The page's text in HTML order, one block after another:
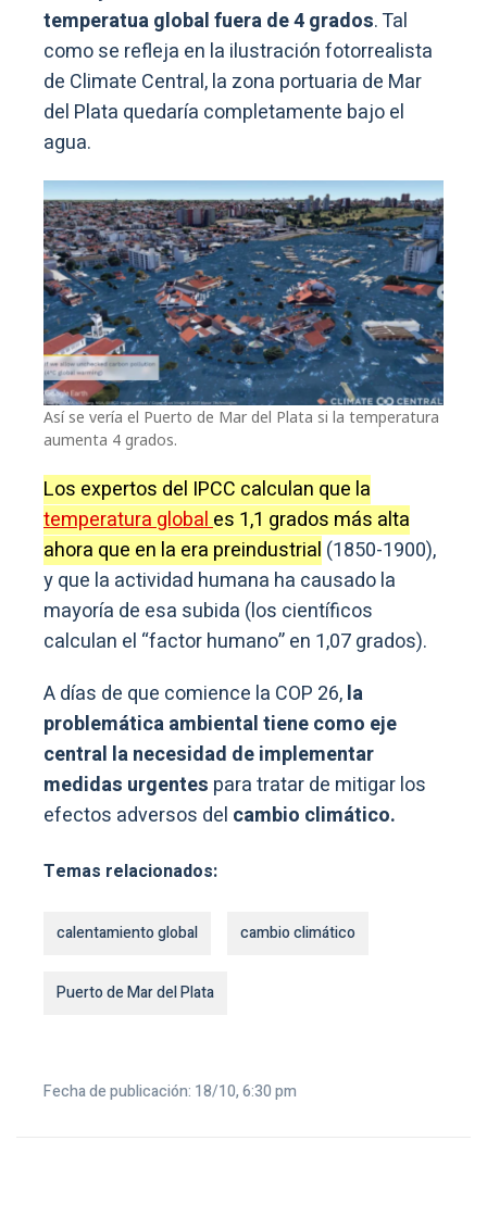
temperatua global fuera de 4 grados. Tal
como se refleja en la ilustración fotorrealista
de Climate Central, la zona portuaria de Mar
del Plata quedaría completamente bajo el
agua.
Así se vería el Puerto de Mar del Plata si la temperatura
aumenta 4 grados.
Los expertos del IPCC calculan que la
temperatura globales 1,1 grados más alta
ahora que en la era preindustrial (1850-1900),
y que la actividad humana ha causado la
mayoría de esa subida (los científicos
calculan el “factor humano” en 1,07 grados).
A días de que comience la COP 26,la
problemática ambiental tiene como eje
central la necesidad de implementar
medidas urgentes para tratar de mitigar los
efectos adversos del cambio climático.
Temas relacionados:
calentamiento global cambio climático
Puerto de Mar del Plata
Fecha de publicación: 18/10, 6:30 pm